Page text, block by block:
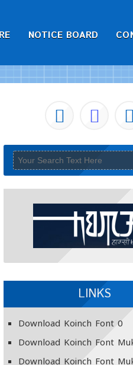
NOTICE BOARD
LINKS
Download Koinch Font0
Download Koinch Font
Download Koinch Font